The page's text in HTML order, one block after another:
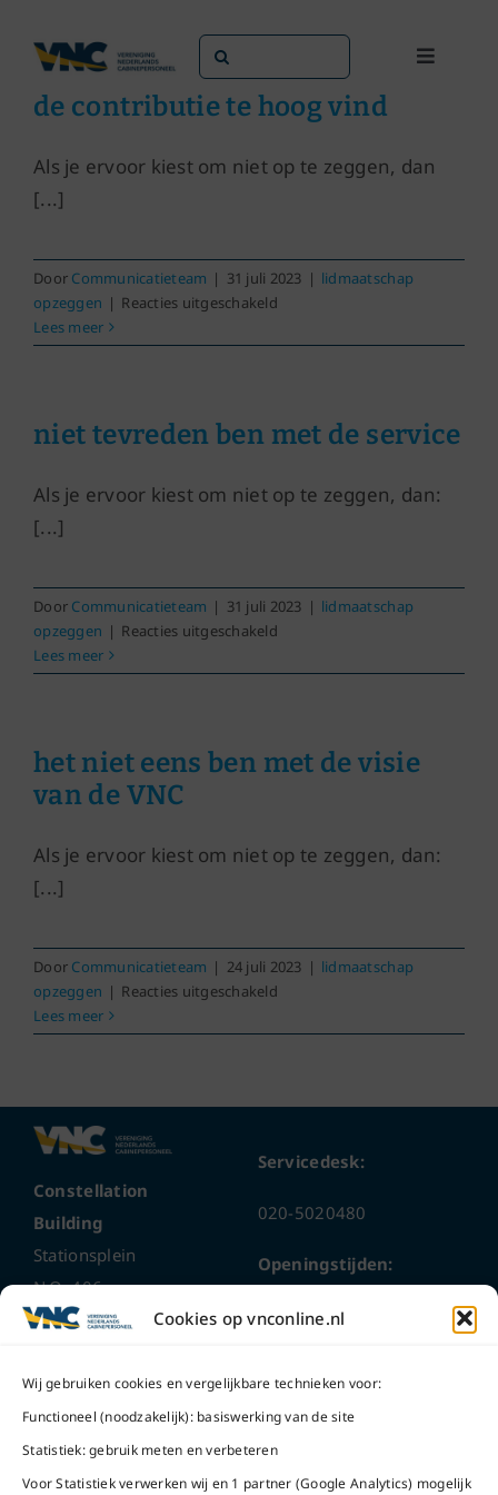
Cookies op vnconline.nl
Wij gebruiken cookies en vergelijkbare technieken voor:
Functioneel (noodzakelijk): basiswerking van de site
Statistiek: gebruik meten en verbeteren
Voor Statistiek verwerken wij en 1 partner (Google Analytics) mogelijk
naar
inhoud
Toggle
Dit doen we
Dit zijn we
Dossiers
Maatschappijen
Zoeken
naar:
de contributie te hoog vind
Als je ervoor kiest om niet op te zeggen, dan
[...]
Door Communicatieteam | 31 juli 2023 | lidmaatschap
opzeggen | Reacties uitgeschakeldvoor
contributie
Lees meer
niet tevreden ben met de service
Als je ervoor kiest om niet op te zeggen, dan:
[...]
Door Communicatieteam | 31 juli 2023 | lidmaatschap
opzeggen | Reacties uitgeschakeldvoor
tevreden
service
Lees meer
het niet eens ben met de visie
van de VNC
Als je ervoor kiest om niet op te zeggen, dan:
[...]
Door Communicatieteam | 24 juli 2023 | lidmaatschap
opzeggen | Reacties uitgeschakeldvoor
niet
met
visie
de
Lees meer
Constellation
Building
Stationsplein
N.O. 406
1117 CL
Bel ons
Mail ons
Servicedesk:
020-5020480
Openingstijden:
ma t/m do
Na openingstijden
bereikbaar via
5020480